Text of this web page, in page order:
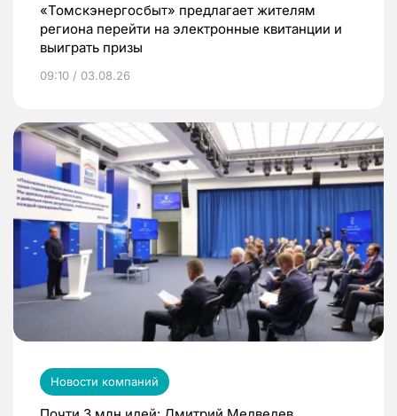
«Томскэнергосбыт» предлагает жителям
региона перейти на электронные квитанции и
выиграть призы
09:10 / 03.08.26
Новости компаний